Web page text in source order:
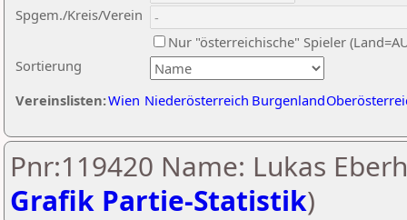
Sortierung
Spgem./Kreis/Verein
Nur "österreichische" Spieler
Vereinslisten:Wien Niederösterreich Burgenland
Pnr:119420 Name: Lukas
Grafik Partie-Statistik)